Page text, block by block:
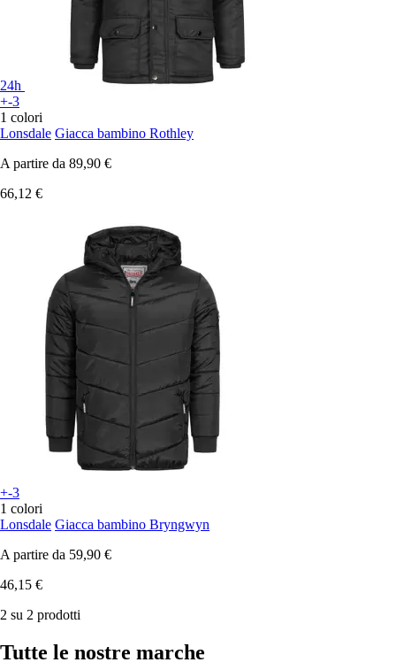
24h
+-3
1 colori
Lonsdale Giacca bambino Rothley
A partire da 89,90 €
66,12 €
+-3
1 colori
Lonsdale Giacca bambino Bryngwyn
A partire da 59,90 €
46,15 €
2 su 2 prodotti
Tutte le nostre marche